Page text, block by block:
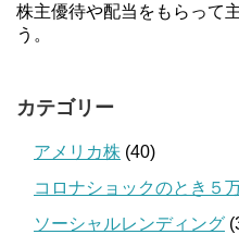
株主優待や配当をもらって
う。
カテゴリー
アメリカ株 (40)
コロナショックのとき５
ソーシャルレンディング